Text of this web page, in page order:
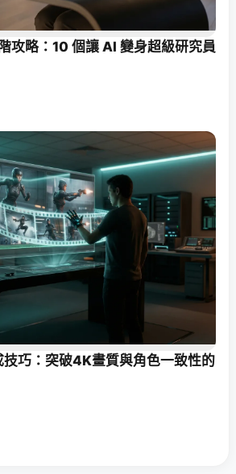
攻略：10 個讓 AI 變身超級研究員
巧：突破4K畫質與角色一致性的